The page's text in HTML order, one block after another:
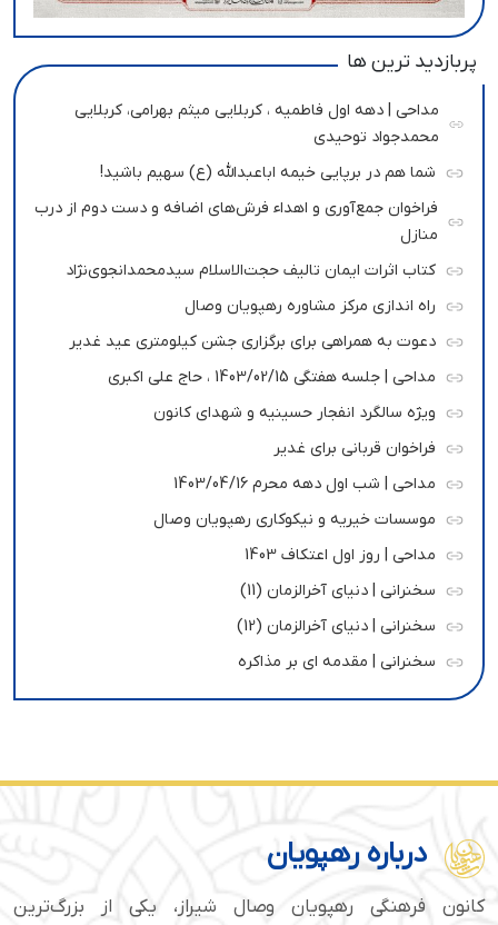
پربازدید ترین ها
مداحی | دهه اول فاطمیه ، کربلایی میثم بهرامی، کربلایی
محمدجواد توحیدی
شما هم در برپایی خیمه اباعبدالله (ع) سهیم باشید!
فراخوان جمع‌آوری و اهداء فرش‌های اضافه و دست دوم از درب
منازل
کتاب اثرات ایمان تالیف حجت‌الاسلام سیدمحمدانجوی‌نژاد
راه اندازی مرکز مشاوره رهپویان وصال
دعوت به همراهی برای برگزاری جشن کیلومتری عید غدیر
مداحی | جلسه هفتگی 1403/02/15 ، حاج علی اکبری
ویژه سالگرد انفجار حسینیه و شهدای کانون
فراخوان قربانی برای غدیر
مداحی | شب اول دهه محرم 1403/04/16
موسسات خیریه و نیکوکاری رهپویان وصال
مداحی | روز اول اعتکاف 1403
سخنرانی | دنیای آخرالزمان (11)
سخنرانی | دنیای آخرالزمان (12)
سخنرانی | مقدمه ای بر مذاکره
درباره رهپویان
کانون فرهنگی رهپویان وصال شیراز، یکی از بزرگ‌ترین